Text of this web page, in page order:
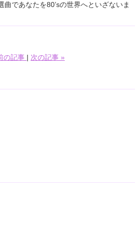
曲であなたを80’sの世界へといざないま
の記事 次の記事 »